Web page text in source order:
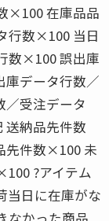
×100 在庫品品
行数×100 当日
数×100 誤出庫
データ行数／
受注データ
納品先件数
先件数×100 未
?アイテム
当日に在庫がな